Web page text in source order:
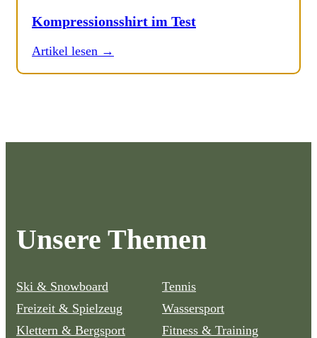
Kompressionsshirt im Test
Artikel lesen →
Unsere Themen
Ski & Snowboard
Tennis
Freizeit & Spielzeug
Wassersport
Klettern & Bergsport
Fitness & Training